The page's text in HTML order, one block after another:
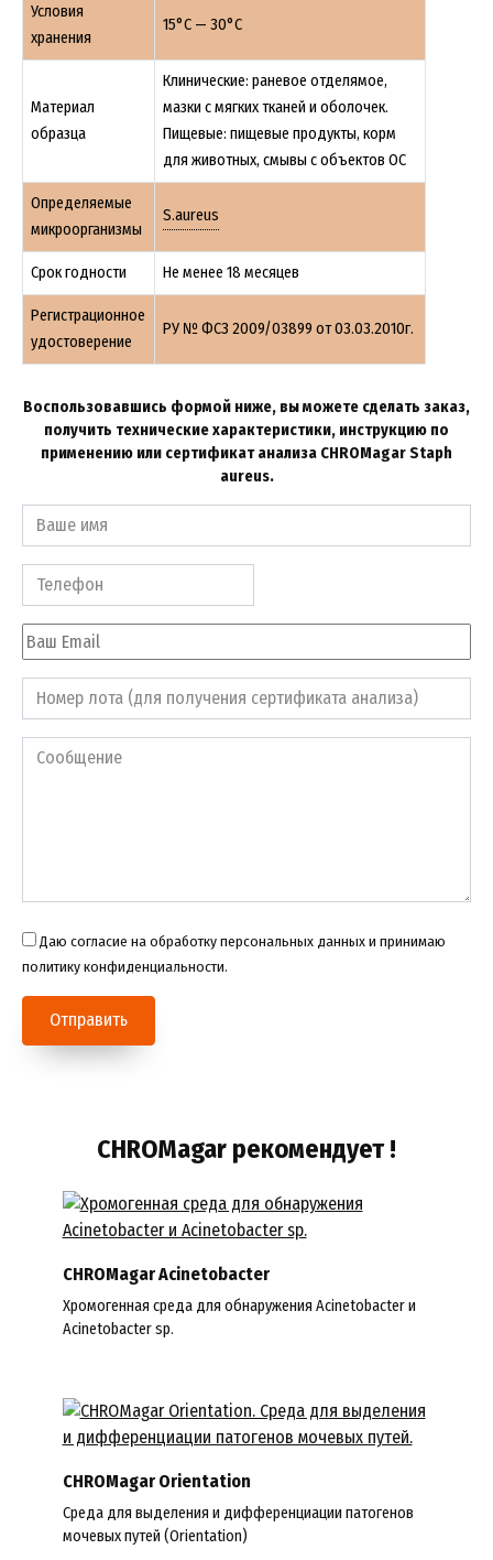
Условия
хранения
15°C — 30°C
Материал
образца
Клинические: раневое отделямое,
мазки с мягких тканей и оболочек.
Пищевые: пищевые продукты, корм
для животных, смывы с объектов ОС
Определяемые
микроорганизмы
S.aureus
Срок годности Не менее 18 месяцев
Регистрационное
удостоверение
РУ № ФСЗ 2009/03899 от 03.03.2010г.
Воспользовавшись формой ниже, вы можете сделать заказ,
получить технические характеристики, инструкцию по
применению или сертификат анализа CHROMagar Staph
aureus.
Даю согласие на обработку персональных данных и принимаю
политику конфиденциальности.
Отправить
CHROMagar рекомендует !
CHROMagar Acinetobacter
Хромогенная среда для обнаружения Acinetobacter и
Acinetobacter sp.
CHROMagar Orientation
Среда для выделения и дифференциации патогенов
мочевых путей (Orientation)